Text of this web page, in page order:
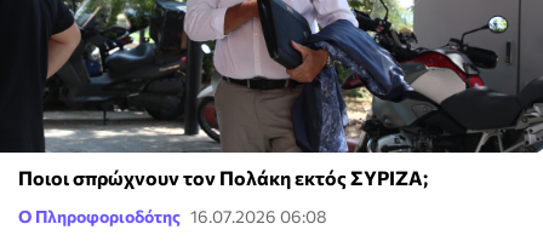
Ποιοι σπρώχνουν τον Πολάκη εκτός ΣΥΡΙΖΑ;
Ο Πληροφοριοδότης 16.07.2026 06:08